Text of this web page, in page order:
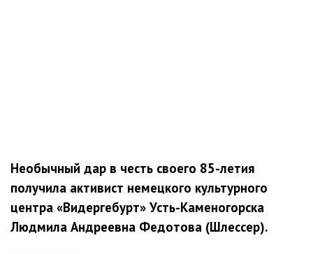
Необычный дар в честь своего 85-летия
получила активист немецкого культурного
центра «Видергебурт» Усть-Каменогорска
Людмила Андреевна Федотова (Шлессер).